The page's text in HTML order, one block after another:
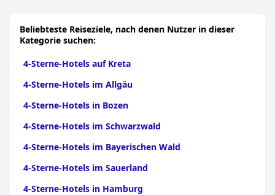
Beliebteste Reiseziele, nach denen Nutzer in dieser
Kategorie suchen:
4-Sterne-Hotels auf Kreta
4-Sterne-Hotels im Allgäu
4-Sterne-Hotels in Bozen
4-Sterne-Hotels im Schwarzwald
4-Sterne-Hotels im Bayerischen Wald
4-Sterne-Hotels im Sauerland
4-Sterne-Hotels in Hamburg